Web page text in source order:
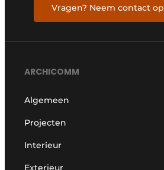
Vragen? Neem contact op
ARCHICOMM
Algemeen
Projecten
Interieur
Exterieur